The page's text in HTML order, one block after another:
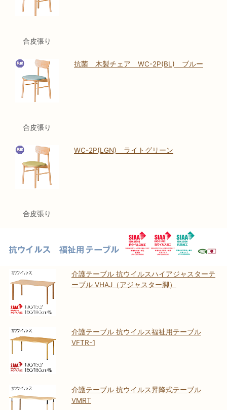
合皮張り
合皮張り
抗菌 木製チェア WC-2P(BL) ブルー
合皮張り
WC-2P(LGN) ライトグリーン
介護テーブル 抗ウイルスハイアジャスターテ
ーブル VHAJ（アジャスター脚）
介護テーブル 抗ウイルス福祉用テーブル
VFTR-1
介護テーブル 抗ウイルス昇降式テーブル
VMRT